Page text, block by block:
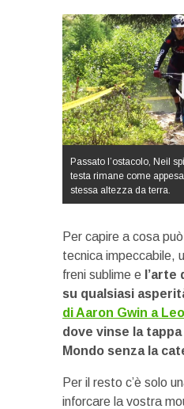
Passato l’ostacolo, Neil
testa rimane come
stessa altezza da terra.
Per capire a cosa
tecnica impeccabile,
freni sublime e l’arte
su qualsiasi
di Aaron Gwin a
dove vinse la tappa
Mondo senza la
Per il resto c’è solo
inforcare la vostra